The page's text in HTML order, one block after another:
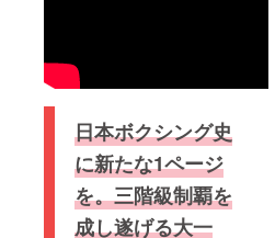
日本ボクシング史
に新たな1ページ
を。三階級制覇を
成し遂げる大一